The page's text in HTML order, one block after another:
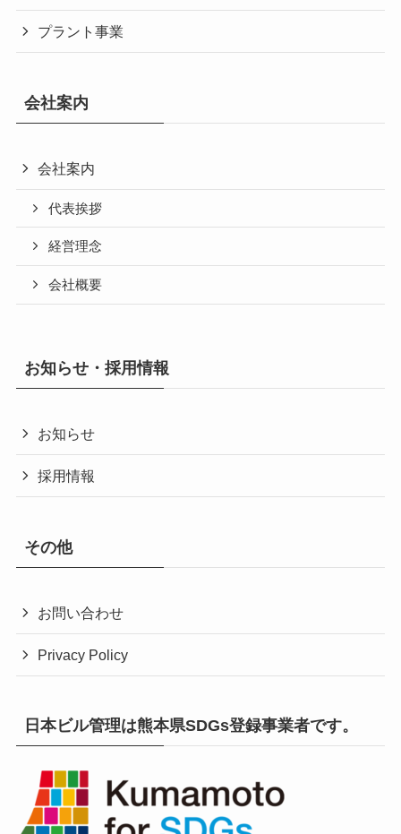
プラント事業
会社案内
会社案内
代表挨拶
経営理念
会社概要
お知らせ・採用情報
お知らせ
採用情報
その他
お問い合わせ
Privacy Policy
日本ビル管理は熊本県SDGs登録事業者です。